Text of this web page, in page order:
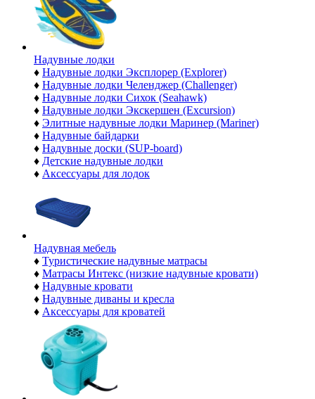
Надувные лодки
♦ Надувные лодки Эксплорер (Explorer)
♦ Надувные лодки Челенджер (Challenger)
♦ Надувные лодки Сихок (Seahawk)
♦ Надувные лодки Экскершен (Excursion)
♦ Элитные надувные лодки Маринер (Mariner)
♦ Надувные байдарки
♦ Надувные доски (SUP-board)
♦ Детские надувные лодки
♦ Аксессуары для лодок
Надувная мебель
♦ Туристические надувные матрасы
♦ Матрасы Интекс (низкие надувные кровати)
♦ Надувные кровати
♦ Надувные диваны и кресла
♦ Аксессуары для кроватей